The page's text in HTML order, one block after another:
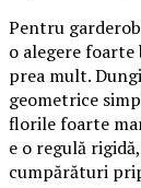
Pentru
o alegere
prea mult.
geometrice
florile foarte
e o regulă
cumpărături